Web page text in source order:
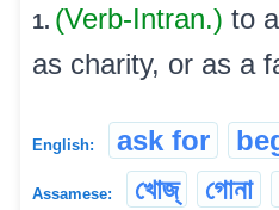
1. (Verb-Intran.) to
as charity, or as a
English: ask for
Assamese: খোজ্ গোনা